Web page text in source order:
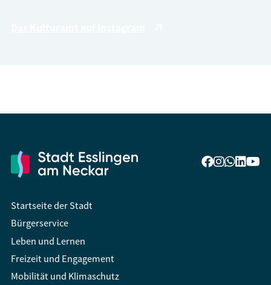
Startseite der Stadt
Bürgerservice
Leben und Lernen
Freizeit und Engagement
Mobilität und Klimaschutz